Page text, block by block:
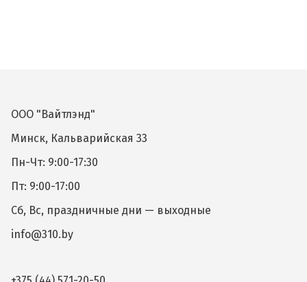
ООО "Вайтлэнд"
Минск, Кальварийская 33
Пн-Чт: 9:00-17:30
Пт: 9:00-17:00
Сб, Вс, праздничные дни — выходные
info@310.by